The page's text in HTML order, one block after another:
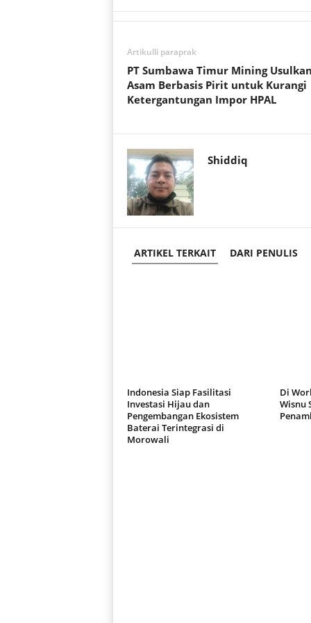
s
p
p
b
o
t
r
Artikulli paraprak
PT Sumbawa Timur Mining Usulkan
Asam Berbasis Pirit untuk Kurangi
Ketergantungan Impor HPAL
Shiddiq
ARTIKEL TERKAIT DARI PENULIS
Indonesia Siap Fasilitasi
Investasi Hijau dan
Pengembangan Ekosistem
Baterai Terintegrasi di
Morowali
Di
Wisnu